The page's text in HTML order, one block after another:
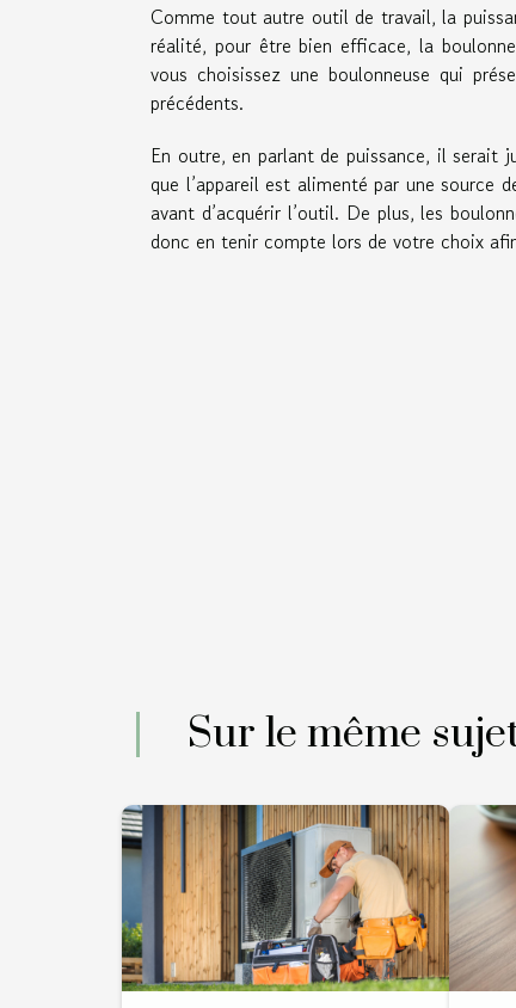
Comme tout autre outil de travail, la
réalité, pour être bien efficace, la
vous choisissez une boulonneuse qui
précédents.
En outre, en parlant de puissance, il serait
que l’appareil est alimenté par une source
avant d’acquérir l’outil. De plus, les
donc en tenir compte lors de votre choix
Sur le même